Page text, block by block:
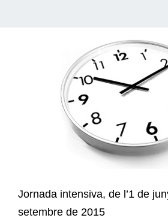
Jornada intensiva, de l’1 de
setembre de 2015